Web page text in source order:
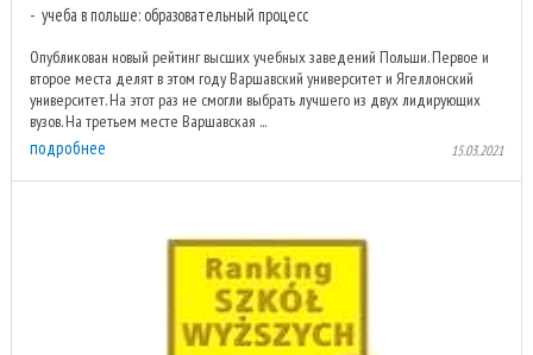
учеба в польше: образовательный процесс
Опубликован новый рейтинг высших учебных заведений Польши. Первое и
второе места делят в этом году Варшавский университет и Ягеллонский
университет. На этот раз не смогли выбрать лучшего из двух лидирующих
вузов. На третьем месте Варшавская ...
подробнее 15.03.2021